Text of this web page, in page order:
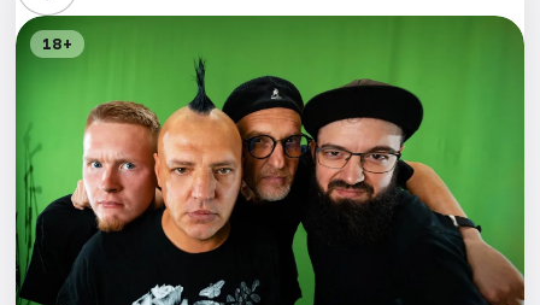
Стендап
События
Города
Площадки
18+